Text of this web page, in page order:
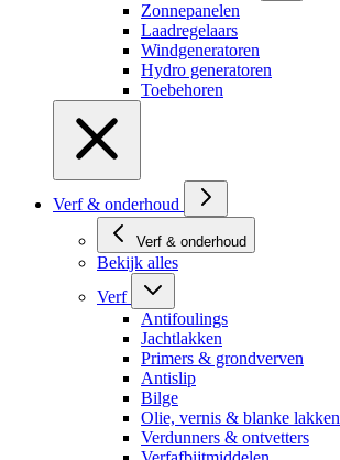
Zonnepanelen
Laadregelaars
Windgeneratoren
Hydro generatoren
Toebehoren
Verf & onderhoud
Verf & onderhoud
Bekijk alles
Verf
Antifoulings
Jachtlakken
Primers & grondverven
Antislip
Bilge
Olie, vernis & blanke lakken
Verdunners & ontvetters